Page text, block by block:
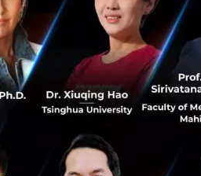
ขณะเดียวกันในบร
ยมตัวก่อนหน้า คือ
เพียงแค่รู้สึกง่วงเล็ก
อย่างไรก็ตาม อาการ
ประสบการณ์ เข็มแ
เตรียมร่างกายให้พร้
จะเป็นประโยชน์กับ